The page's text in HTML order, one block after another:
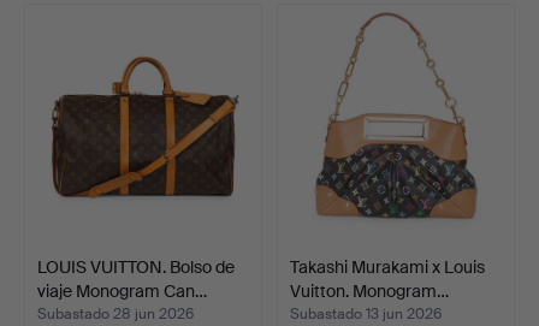
LOUIS VUITTON. Bolso de
viaje Monogram Can…
Subastado 28 jun 2026
Takashi Murakami x Louis
Vuitton. Monogram…
Subastado 13 jun 2026